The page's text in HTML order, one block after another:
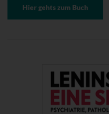
Hier gehts zum Buch